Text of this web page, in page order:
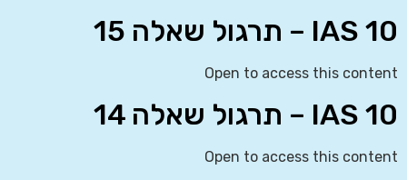
IAS 10 – תרגול שאלה 15
Open to access this content
IAS 10 – תרגול שאלה 14
Open to access this content